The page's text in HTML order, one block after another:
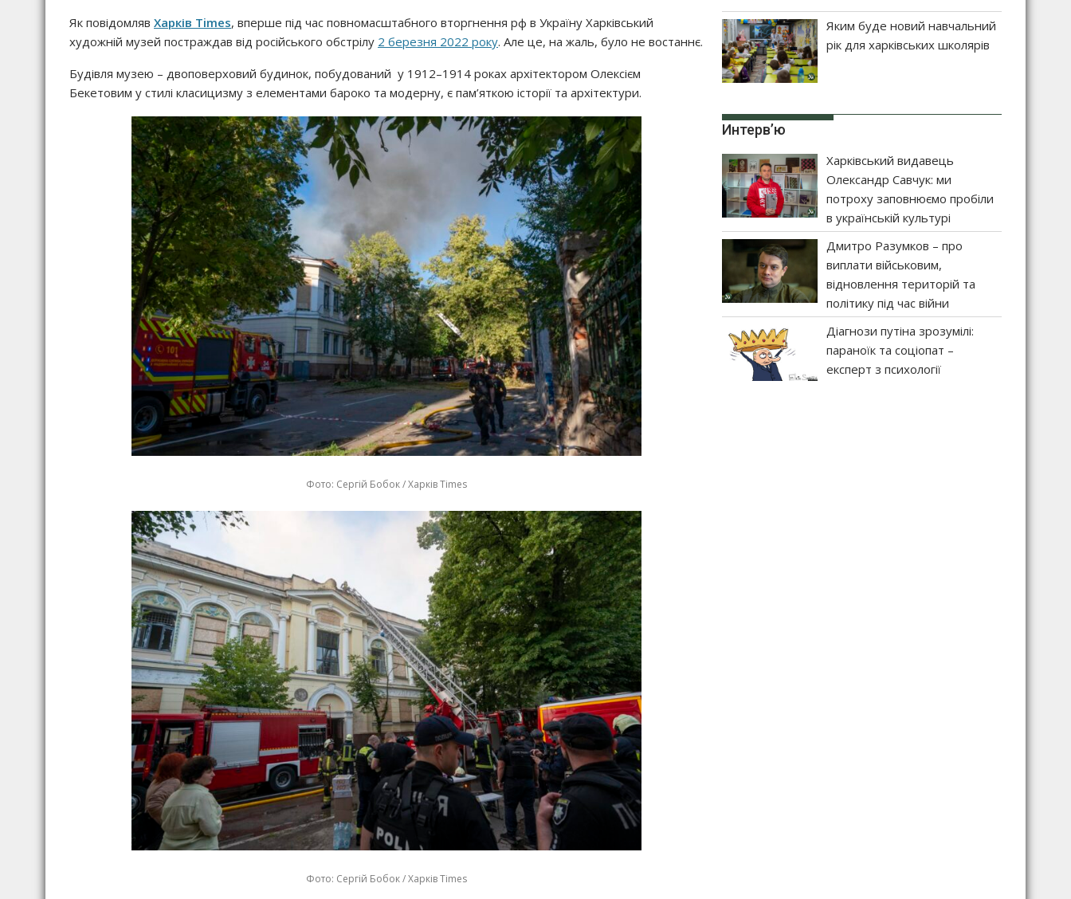
Як повідомляв Харків Times, вперше під час повномасштабного вторгнення рф в Україну Харківський
художній музей постраждав від російського обстрілу 2 березня 2022 року. Але це, на жаль, було не востаннє.
Будівля музею – двоповерховий будинок, побудований у 1912–1914 роках архітектором Олексієм
Бекетовим у стилі класицизму з елементами бароко та модерну, є пам’яткою історії та архітектури.
Фото: Сергій Бобок / Харків Times
Фото: Сергій Бобок / Харків Times
Яким буде новий навчальний
рік для харківських школярів
Интерв’ю
Харківський видавець
Олександр Савчук: ми
потроху заповнюємо пробіли
в українській культурі
Дмитро Разумков – про
виплати військовим,
відновлення територій та
політику під час війни
Діагнози путіна зрозумілі:
параноїк та соціопат –
експерт з психології